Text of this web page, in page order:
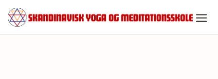
Spring
indhold